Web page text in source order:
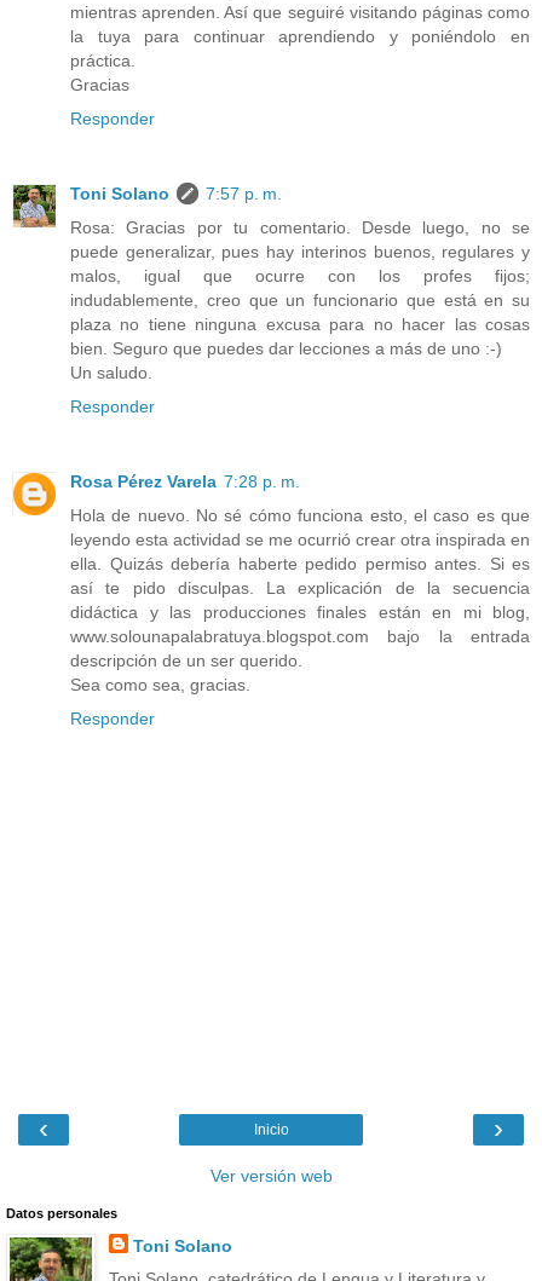
mientras aprenden. Así que seguiré visitando páginas como
la tuya para continuar aprendiendo y poniéndolo en
práctica.
Gracias
Responder
Toni Solano
7:57 p. m.
Rosa: Gracias por tu comentario. Desde luego, no se
puede generalizar, pues hay interinos buenos, regulares y
malos, igual que ocurre con los profes fijos;
indudablemente, creo que un funcionario que está en su
plaza no tiene ninguna excusa para no hacer las cosas
bien. Seguro que puedes dar lecciones a más de uno :-)
Un saludo.
Responder
Rosa Pérez Varela 7:28 p. m.
Hola de nuevo. No sé cómo funciona esto, el caso es que
leyendo esta actividad se me ocurrió crear otra inspirada en
ella. Quizás debería haberte pedido permiso antes. Si es
así te pido disculpas. La explicación de la secuencia
didáctica y las producciones finales están en mi blog,
www.solounapalabratuya.blogspot.com bajo la entrada
descripción de un ser querido.
Sea como sea, gracias.
Responder
‹ ›
Inicio
Ver versión web
Datos personales
Toni Solano